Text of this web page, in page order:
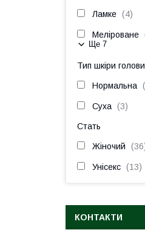
Ламке 4
Меліроване
Ще 7
Тип шкіри голови
Нормальна
Суха 3
Стать
Жіночий 36
Унісекс 13
КОНТАКТИ